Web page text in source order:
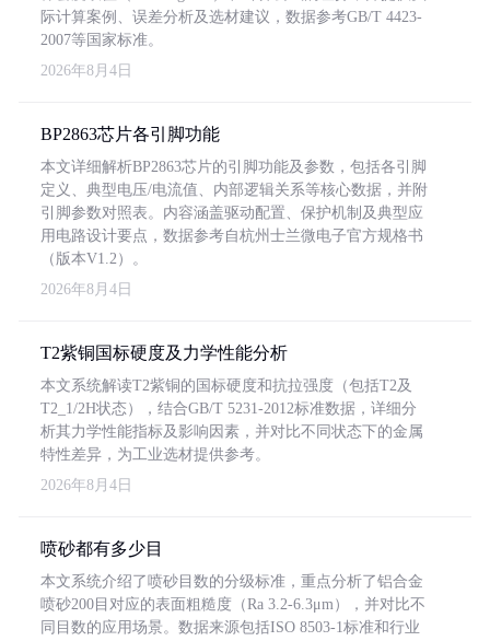
际计算案例、误差分析及选材建议，数据参考GB/T 4423-
2007等国家标准。
2026年8月4日
BP2863芯片各引脚功能
本文详细解析BP2863芯片的引脚功能及参数，包括各引脚
定义、典型电压/电流值、内部逻辑关系等核心数据，并附
引脚参数对照表。内容涵盖驱动配置、保护机制及典型应
用电路设计要点，数据参考自杭州士兰微电子官方规格书
（版本V1.2）。
2026年8月4日
T2紫铜国标硬度及力学性能分析
本文系统解读T2紫铜的国标硬度和抗拉强度（包括T2及
T2_1/2H状态），结合GB/T 5231-2012标准数据，详细分
析其力学性能指标及影响因素，并对比不同状态下的金属
特性差异，为工业选材提供参考。
2026年8月4日
喷砂都有多少目
本文系统介绍了喷砂目数的分级标准，重点分析了铝合金
喷砂200目对应的表面粗糙度（Ra 3.2-6.3μm），并对比不
同目数的应用场景。数据来源包括ISO 8503-1标准和行业